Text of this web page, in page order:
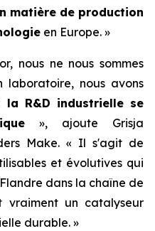
matière de production
en Europe. »
nous ne nous sommes
laboratoire, nous avons
R&D industrielle se
», ajoute Grisja
Make. « Il s'agit de
et évolutives qui
dans la chaîne de
vraiment un catalyseur
durable. »